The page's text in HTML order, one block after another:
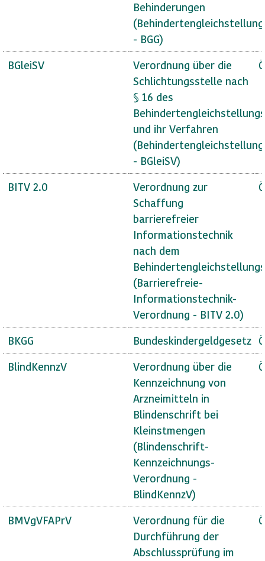
Behinderungen
- BGG)
BGleiSV
Verordnung über die
Schlichtungsstelle nach
§ 16 des
und ihr Verfahren
- BGleiSV)
BITV 2.0
Verordnung zur
Schaffung
barrierefreier
Informationstechnik
nach dem
(Barrierefreie-
Informationstechnik-
Verordnung - BITV 2.0)
BKGG Bundeskindergeldgesetz
BlindKennzV
Verordnung über die
Kennzeichnung von
Arzneimitteln in
Blindenschrift bei
Kleinstmengen
(Blindenschrift-
Kennzeichnungs-
Verordnung -
BlindKennzV)
BMVgVFAPrV
Verordnung für die
Durchführung der
Abschlussprüfung im